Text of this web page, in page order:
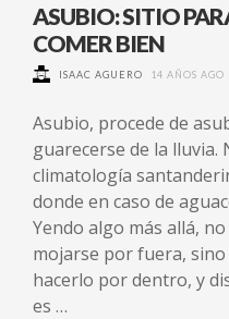
ASUBIO: SITIO
COMER BIEN
ISAAC AGUERO 14 AÑOS AGO
Asubio, procede de
guarecerse de la lluvia.
climatología
donde en caso de
Yendo algo más allá,
mojarse por fuera,
hacerlo por dentro, y
es …